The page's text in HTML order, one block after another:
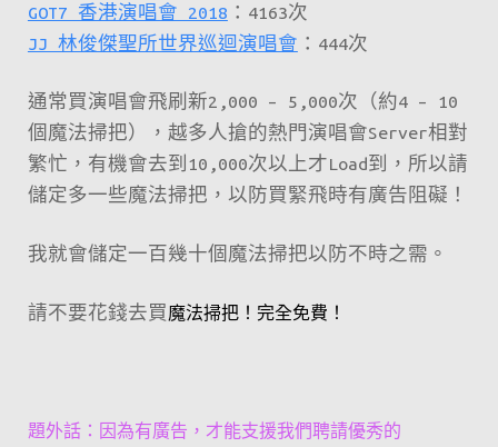
GOT7 香港演唱會 2018 ：4163次
JJ 林俊傑聖所世界巡迴演唱會 ：444次
通常買演唱會飛刷新2,000 – 5,000次（約4 – 10
個魔法掃把），越多人搶的熱門演唱會Server相對
繁忙，有機會去到10,000次以上才Load到，所以請
儲定多一些魔法掃把，以防買緊飛時有廣告阻礙！
我就會儲定一百幾十個魔法掃把以防不時之需。
請不要花錢去買魔法掃把！完全免費！
題外話：因為有廣告，才能支援我們聘請優秀的